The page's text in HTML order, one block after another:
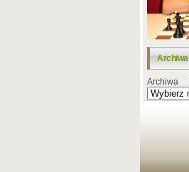
Archiwa
Archiwa